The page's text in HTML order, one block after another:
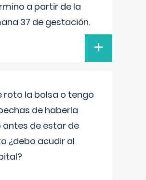
a partir de la
37 de gestación.
+
roto la bolsa o tengo
de haberla
antes de estar de
¿debo acudir al